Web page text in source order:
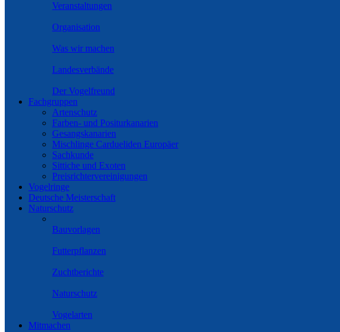
Veranstaltungen
Organisation
Was wir machen
Landesverbände
Der Vogelfreund
Fachgruppen
Artenschutz
Farben- und Positurkanarien
Gesangskanarien
Mischlinge Cardueliden Europäer
Sachkunde
Sittiche und Exoten
Preisrichtervereinigungen
Vogelringe
Deutsche Meisterschaft
Naturschutz
Bauvorlagen
Futterpflanzen
Zuchtberichte
Naturschutz
Vogelarten
Mitmachen